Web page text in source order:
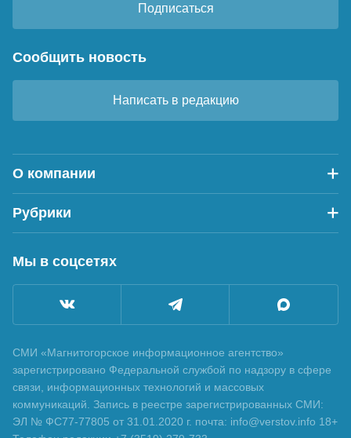
Подписаться
Сообщить новость
Написать в редакцию
О компании
Рубрики
Мы в соцсетях
СМИ «Магнитогорское информационное агентство»
зарегистрировано Федеральной службой по надзору в сфере
связи, информационных технологий и массовых
коммуникаций. Запись в реестре зарегистрированных СМИ:
ЭЛ № ФС77-77805 от 31.01.2020 г. почта: info@verstov.info 18+